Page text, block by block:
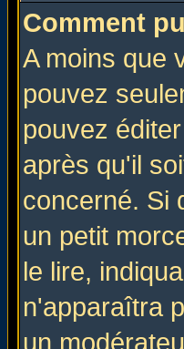
Comment
A moins que
pouvez
pouvez
après qu'il
concerné. Si
un petit
le lire,
n'apparaîtra
un